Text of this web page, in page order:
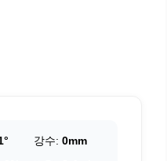
강수: 0mm